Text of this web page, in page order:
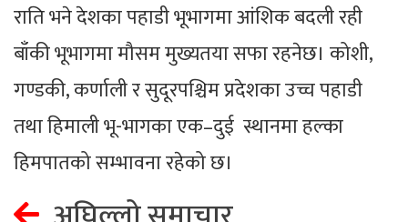
राति भने देशका पहाडी भूभागमा आंशिक बदली रही
बाँकी भूभागमा मौसम मुख्यतया सफा रहनेछ। कोशी,
गण्डकी, कर्णाली र सुदूरपश्चिम प्रदेशका उच्च पहाडी
तथा हिमाली भू-भागका एक–दुई स्थानमा हल्का
हिमपातको सम्भावना रहेको छ।